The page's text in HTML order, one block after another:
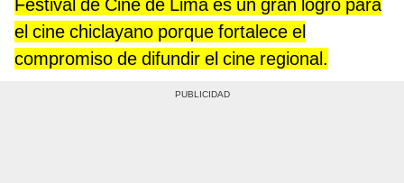
Festival de Cine de Lima es un gran logro para
el cine chiclayano porque fortalece el
compromiso de difundir el cine regional.